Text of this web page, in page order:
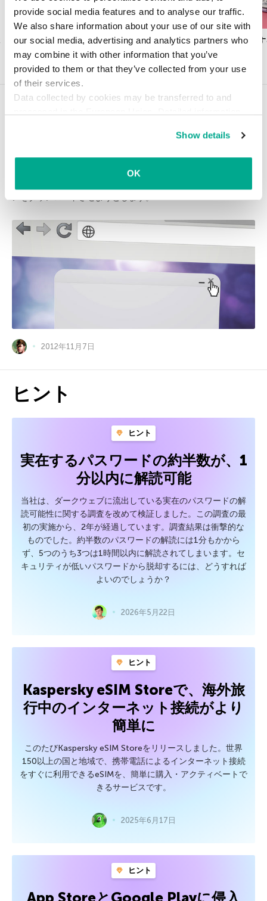
provide social media features and to analyse our traffic.
We also share information about your use of our site with
our social media, advertising and analytics partners who
may combine it with other information that you’ve
provided to them or that they’ve collected from your use
of their services.
Data collected by cookies may be transferred to and
Show details
OK
Android 15に搭載されるセキュリティ新機
能
中国語話者が使用
弱性
こちらの記事もどうぞ
スケアウェア感染から復旧するまで
スケアウェアは、システムが「ウイルス」に冒されたと脅し、そ
ンをダウンロードさせようとします。
2012年11月7日
ヒント
ヒント
実在するパスワードの約半数が、1
分以内に解読可能
当社は、ダークウェブに流出している実在のパスワードの解
読可能性に関する調査を改めて検証しました。この調査の最
初の実施から、2年が経過しています。調査結果は衝撃的な
ものでした。約半数のパスワードの解読には1分もかから
ず、5つのうち3つは1時間以内に解読されてしまいます。セ
キュリティが低いパスワードから脱却するには、どうすれば
よいのでしょうか？
2026年5月22日
ヒント
Kaspersky eSIM Storeで、海外旅
行中のインターネット接続がより
簡単に
このたびKaspersky eSIM Storeをリリースしました。世界
150以上の国と地域で、携帯電話によるインターネット接続
をすぐに利用できるeSIMを、簡単に購入・アクティベートで
きるサービスです。
2025年6月17日
ヒント